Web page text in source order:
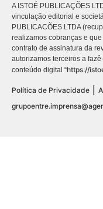
A ISTOÉ PUBLICAÇÕES
vinculação editorial e
PUBLICACÕES LTDA
realizamos cobranças e
contrato de assinatura da
autorizamos terceiros a
conteúdo digital “https://
Política de Privacidade